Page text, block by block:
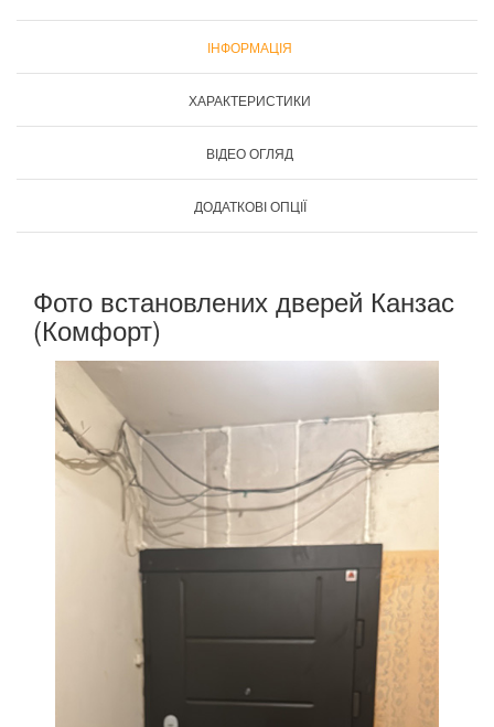
ІНФОРМАЦІЯ
ХАРАКТЕРИСТИКИ
ВІДЕО ОГЛЯД
ДОДАТКОВІ ОПЦІЇ
Фото встановлених дверей Канзас
(Комфорт)